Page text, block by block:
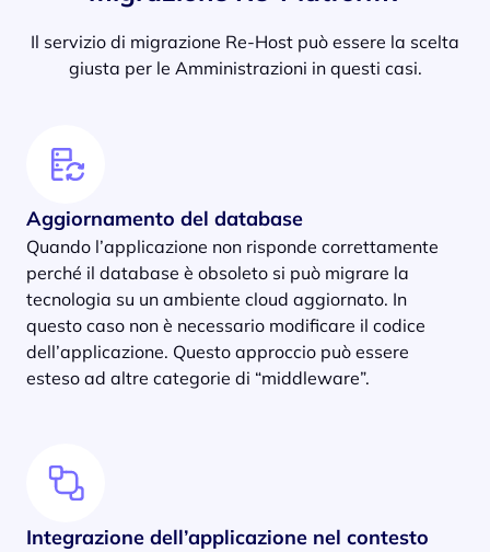
Il servizio di migrazione Re-Host può essere la scelta
giusta per le Amministrazioni in questi casi.
Aggiornamento del database
Quando l’applicazione non risponde correttamente
perché il database è obsoleto si può migrare la
tecnologia su un ambiente cloud aggiornato. In
questo caso non è necessario modificare il codice
dell’applicazione. Questo approccio può essere
esteso ad altre categorie di “middleware”.
Integrazione dell’applicazione nel contesto